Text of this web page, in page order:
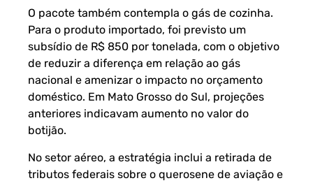
O pacote também contempla o gás de cozinha.
Para o produto importado, foi previsto um
subsídio de R$ 850 por tonelada, com o objetivo
de reduzir a diferença em relação ao gás
nacional e amenizar o impacto no orçamento
doméstico. Em Mato Grosso do Sul, projeções
anteriores indicavam aumento no valor do
botijão.
No setor aéreo, a estratégia inclui a retirada de
tributos federais sobre o querosene de aviação e